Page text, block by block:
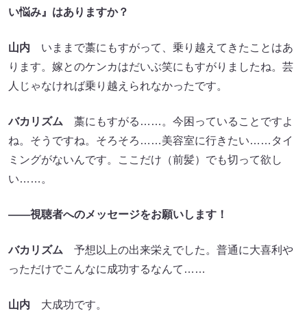
い悩み』はありますか？
山内 いままで藁にもすがって、乗り越えてきたことはあ
ります。嫁とのケンカはだいぶ笑にもすがりましたね。芸
人じゃなければ乗り越えられなかったです。
バカリズム 藁にもすがる……。今困っていることですよ
ね。そうですね。そろそろ……美容室に行きたい……タイ
ミングがないんです。ここだけ（前髪）でも切って欲し
い……。
――視聴者へのメッセージをお願いします！
バカリズム 予想以上の出来栄えでした。普通に大喜利や
っただけでこんなに成功するなんて……
山内 大成功です。